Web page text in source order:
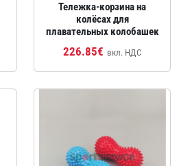
Тележка‑корзина на
колёсах для
плавательных колобашек
226.85€ вкл. НДС